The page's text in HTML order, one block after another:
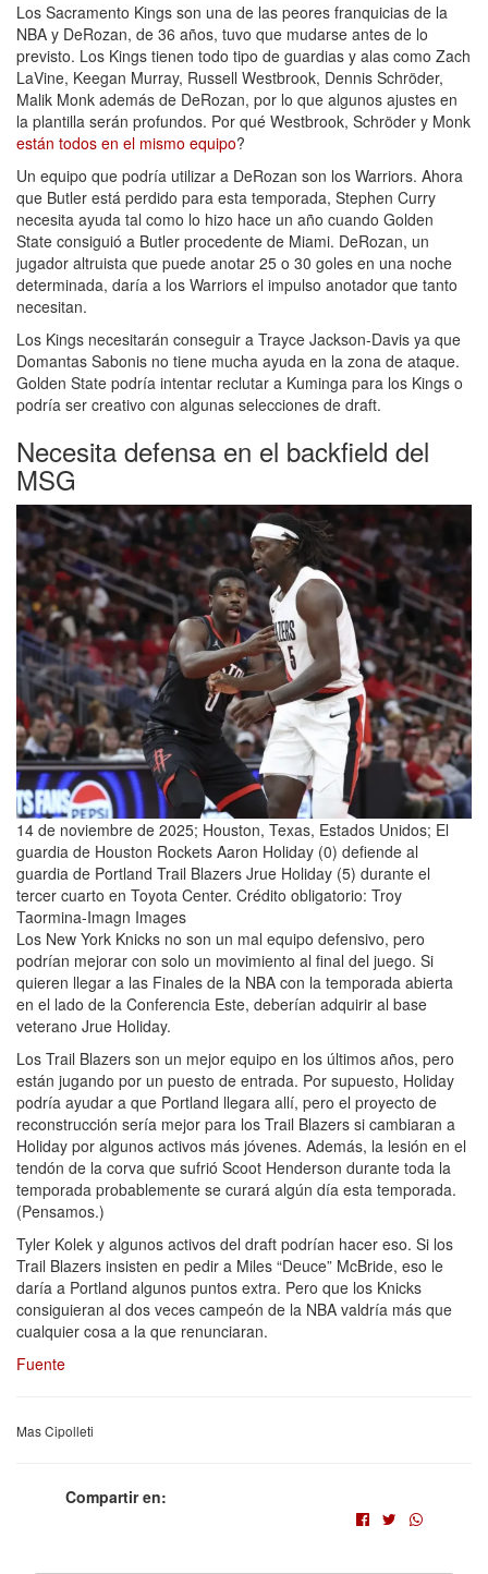
Los Sacramento Kings son una de las peores franquicias de la
NBA y DeRozan, de 36 años, tuvo que mudarse antes de lo
previsto. Los Kings tienen todo tipo de guardias y alas como Zach
LaVine, Keegan Murray, Russell Westbrook, Dennis Schröder,
Malik Monk además de DeRozan, por lo que algunos ajustes en
la plantilla serán profundos. Por qué Westbrook, Schröder y Monk
están todos en el mismo equipo?
Un equipo que podría utilizar a DeRozan son los Warriors. Ahora
que Butler está perdido para esta temporada, Stephen Curry
necesita ayuda tal como lo hizo hace un año cuando Golden
State consiguió a Butler procedente de Miami. DeRozan, un
jugador altruista que puede anotar 25 o 30 goles en una noche
determinada, daría a los Warriors el impulso anotador que tanto
necesitan.
Los Kings necesitarán conseguir a Trayce Jackson-Davis ya que
Domantas Sabonis no tiene mucha ayuda en la zona de ataque.
Golden State podría intentar reclutar a Kuminga para los Kings o
podría ser creativo con algunas selecciones de draft.
Necesita defensa en el backfield del
MSG
14 de noviembre de 2025; Houston, Texas, Estados Unidos; El
guardia de Houston Rockets Aaron Holiday (0) defiende al
guardia de Portland Trail Blazers Jrue Holiday (5) durante el
tercer cuarto en Toyota Center. Crédito obligatorio: Troy
Taormina-Imagn Images
Los New York Knicks no son un mal equipo defensivo, pero
podrían mejorar con solo un movimiento al final del juego. Si
quieren llegar a las Finales de la NBA con la temporada abierta
en el lado de la Conferencia Este, deberían adquirir al base
veterano Jrue Holiday.
Los Trail Blazers son un mejor equipo en los últimos años, pero
están jugando por un puesto de entrada. Por supuesto, Holiday
podría ayudar a que Portland llegara allí, pero el proyecto de
reconstrucción sería mejor para los Trail Blazers si cambiaran a
Holiday por algunos activos más jóvenes. Además, la lesión en el
tendón de la corva que sufrió Scoot Henderson durante toda la
temporada probablemente se curará algún día esta temporada.
(Pensamos.)
Tyler Kolek y algunos activos del draft podrían hacer eso. Si los
Trail Blazers insisten en pedir a Miles “Deuce” McBride, eso le
daría a Portland algunos puntos extra. Pero que los Knicks
consiguieran al dos veces campeón de la NBA valdría más que
cualquier cosa a la que renunciaran.
Fuente
Mas Cipolleti
Compartir en: